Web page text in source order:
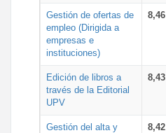
Gestión de ofertas de
empleo (Dirigida a
empresas e
instituciones)
8,46
Edición de libros a
través de la Editorial
UPV
8,43
Gestión del alta y
8,42